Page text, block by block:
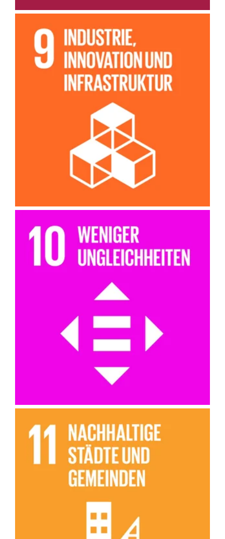
Wir unterstützen Innovation und die Gründung von
Unternehmen, indem reifere Erwachsene ermutigt werden,
Geschäftsideen zu entwickeln und innovative Projekte zu
starten.
Wir bekämpfen Altersdiskriminierung und fördern soziale
Inklusion sowie gleichberechtigte Teilhabe.
Einbindung von Seniors.